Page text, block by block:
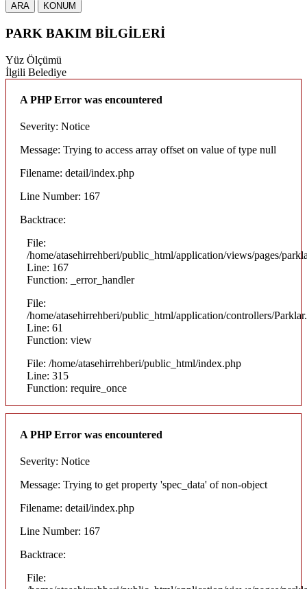
ARA KONUM
PARK BAKIM BİLGİLERİ
Yüz Ölçümü
İlgili Belediye
A PHP Error was encountered
Severity: Notice
Message: Trying to access array offset on value of type null
Filename: detail/index.php
Line Number: 167
Backtrace:
File:
/home/atasehirrehberi/public_html/application/views/pages/
Line: 167
Function: _error_handler
File:
/home/atasehirrehberi/public_html/application/controllers/
Line: 61
Function: view
File: /home/atasehirrehberi/public_html/index.php
Line: 315
Function: require_once
A PHP Error was encountered
Severity: Notice
Message: Trying to get property 'spec_data' of non-object
Filename: detail/index.php
Line Number: 167
Backtrace:
File: